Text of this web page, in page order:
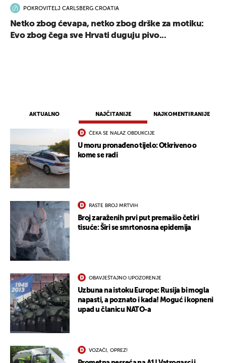
AKTUALNO NAJČITANIJE NAJKOMENTIRANIJE
ČEKA SE NALAZ OBDUKCIJE
U moru pronađeno tijelo: Otkriveno o
kome se radi
RASTE BROJ MRTVIH
Broj zaraženih prvi put premašio četiri
tisuće: Širi se smrtonosna epidemija
OBAVJEŠTAJNO UPOZORENJE
Uzbuna na istoku Europe: Rusija bi mogla
napasti, a poznato i kada! Moguć i kopneni
upad u članicu NATO-a
VOZAČI, OPREZ!
POKROVITELJ CARLSBERG CROATIA
Netko zbog ćevapa, netko zbog drške za motiku:
Evo zbog čega sve Hrvati duguju pivo...